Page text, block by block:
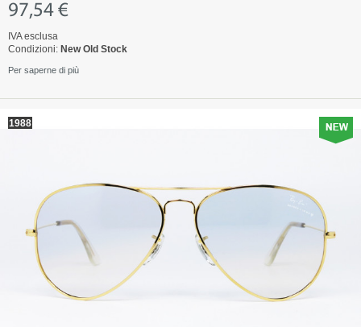
97,54 €
IVA esclusa
Condizioni: New Old Stock
Per saperne di più
1988